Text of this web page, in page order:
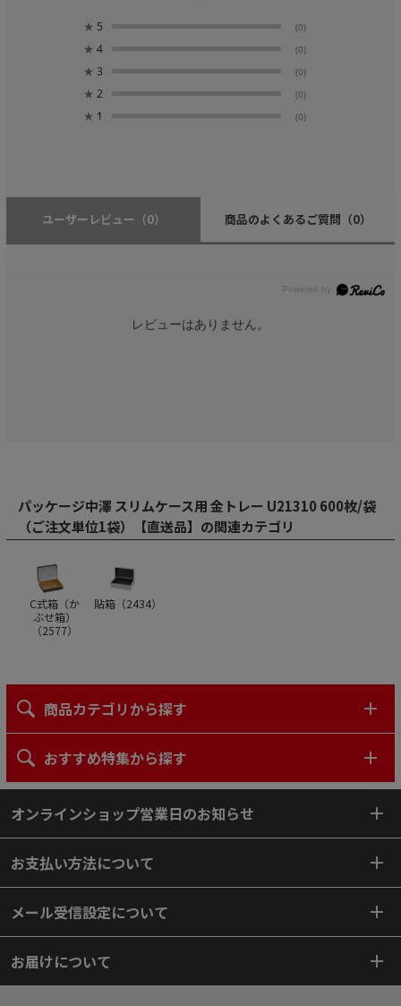
★ 5 (0)
★ 4 (0)
★ 3 (0)
★ 2 (0)
★ 1 (0)
ユーザーレビュー （0） 商品のよくあるご質問 （0）
レビューはありません。
パッケージ中澤 スリムケース用 金トレー U21310 600枚/袋
（ご注文単位1袋）【直送品】の関連カテゴリ
C式箱（か
ぶせ箱）
（2577）
貼箱（2434）
商品カテゴリから探す
おすすめ特集から探す
オンラインショップ営業日のお知らせ
お支払い方法について
メール受信設定について
お届けについて